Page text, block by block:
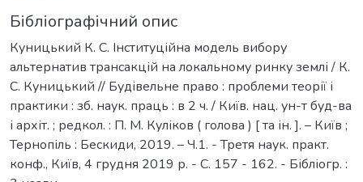
Бібліографічний опис
Куницький К. С. Інституційна модель вибору
альтернатив трансакцій на локальному ринку землі / К.
С. Куницький // Будівельне право : проблеми теорії і
практики : зб. наук. праць : в 2 ч. / Київ. нац. ун-т буд-ва
і архіт. ; редкол. : П. М. Куліков ( голова ) [ та ін. ]. – Київ ;
Тернопіль : Бескиди, 2019. – Ч.1. - Третя наук. практ.
конф., Київ, 4 грудня 2019 р. - С. 157 - 162. - Бібліогр. :